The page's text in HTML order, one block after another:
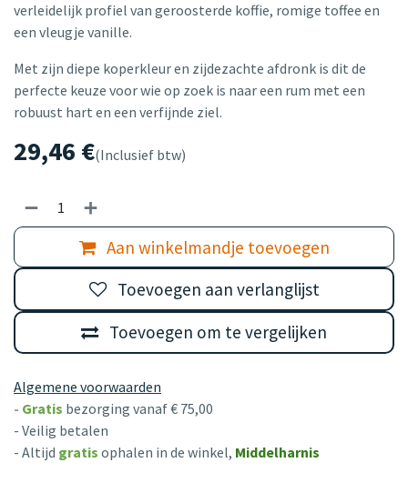
verleidelijk profiel van geroosterde koffie, romige toffee en
een vleugje vanille.
Met zijn diepe koperkleur en zijdezachte afdronk is dit de
perfecte keuze voor wie op zoek is naar een rum met een
robuust hart en een verfijnde ziel.
29,46 €(Inclusief btw)
Aan winkelmandje toevoegen
Toevoegen om te vergelijken
Toevoegen aan verlanglijst
Algemene voorwaarden
- Gratis bezorging vanaf € 75,00
- Veilig betalen
- Altijd gratis ophalen in de winkel, Middelharnis